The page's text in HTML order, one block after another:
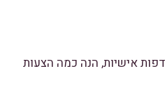
אישיות, הנה כמה הצעות